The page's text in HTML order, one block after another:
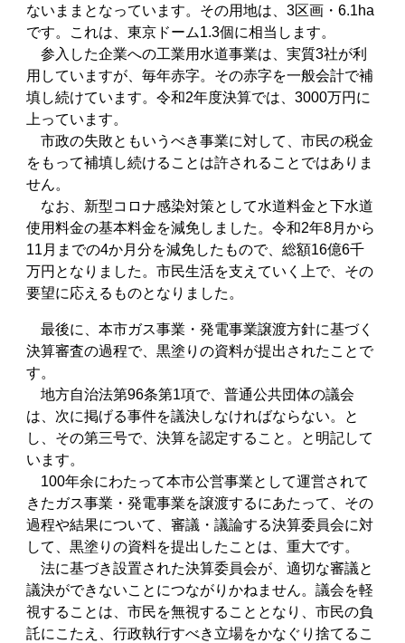
ないままとなっています。その用地は、3区画・6.1ha
です。これは、東京ドーム1.3個に相当します。
参入した企業への工業用水道事業は、実質3社が利
用していますが、毎年赤字。その赤字を一般会計で補
填し続けています。令和2年度決算では、3000万円に
上っています。
市政の失敗ともいうべき事業に対して、市民の税金
をもって補填し続けることは許されることではありま
せん。
なお、新型コロナ感染対策として水道料金と下水道
使用料金の基本料金を減免しました。令和2年8月から
11月までの4か月分を減免したもので、総額16億6千
万円となりました。市民生活を支えていく上で、その
要望に応えるものとなりました。
最後に、本市ガス事業・発電事業譲渡方針に基づく
決算審査の過程で、黒塗りの資料が提出されたことで
す。
地方自治法第96条第1項で、普通公共団体の議会
は、次に掲げる事件を議決しなければならない。と
し、その第三号で、決算を認定すること。と明記して
います。
100年余にわたって本市公営事業として運営されて
きたガス事業・発電事業を譲渡するにあたって、その
過程や結果について、審議・議論する決算委員会に対
して、黒塗りの資料を提出したことは、重大です。
法に基づき設置された決算委員会が、適切な審議と
議決ができないことにつながりかねません。議会を軽
視することは、市民を無視することとなり、市民の負
託にこたえ、行政執行すべき立場をかなぐり捨てるこ